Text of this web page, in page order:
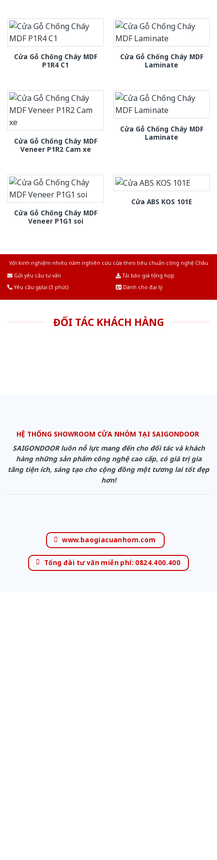
Cửa Gỗ Chống Cháy MDF
P1R4 C1
Cửa Gỗ Chống Cháy MDF
Laminate
Cửa Gỗ Chống Cháy MDF
Veneer P1R2 Cam xe
Cửa Gỗ Chống Cháy MDF
Laminate
Cửa Gỗ Chống Cháy MDF
Veneer P1G1 soi
Cửa ABS KOS 101E
Với kinh nghiệm nhiêu năm nghiên cứu cửa theo tiêu chuẩn công nghệ Châu
Gửi yêu cầu tư vấn
Tải báo giá tổng hợp
Yêu cầu gọi lại (3 phút)
Dành cho đại lý
ĐỐI TÁC KHÁCH HÀNG
HỆ THỐNG SHOWROOM CỬA NHÔM TẠI SAIGONDOOR
SAIGONDOOR luôn nỗ lực mang đến cho đối tác và khách
hàng những sản phẩm công nghệ cao cấp, có giá trị gia
tăng tiện ích, sáng tạo cho cộng đồng một tương lai tốt đẹp
hơn!
www.baogiacuanhom.com
Tổng đài tư vấn miễn phí: 0824.400.400